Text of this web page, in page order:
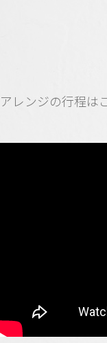
アレンジの行程は